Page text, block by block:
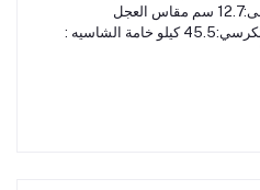
للعجل:79 سم مقاس العجل الامامى:12.7 سم مقاس العجل
الخلفى:7.62 سم الوزن الصافى للكرسي:45.5 كيلو خامة الشاسيه :